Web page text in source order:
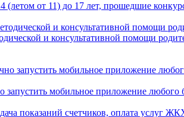
от 11) до 17 лет, прошедшие
и консультативной помощи
запустить мобильное приложение